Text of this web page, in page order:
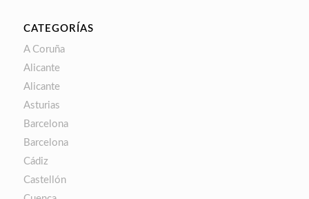
CATEGORÍAS
A Coruña
Alicante
Alicante
Asturias
Barcelona
Barcelona
Cádiz
Castellón